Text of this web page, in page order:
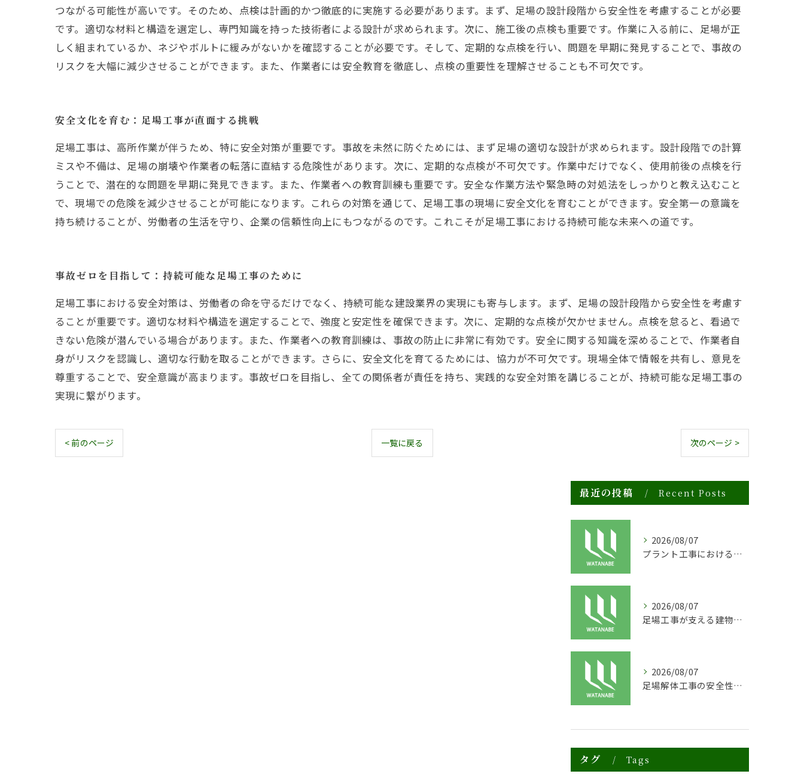
つながる可能性が高いです。そのため、点検は計画的かつ徹底的に実施する必要があります。まず、足場の設計段階から安全性を考慮することが必要
です。適切な材料と構造を選定し、専門知識を持った技術者による設計が求められます。次に、施工後の点検も重要です。作業に入る前に、足場が正
しく組まれているか、ネジやボルトに緩みがないかを確認することが必要です。そして、定期的な点検を行い、問題を早期に発見することで、事故の
リスクを大幅に減少させることができます。また、作業者には安全教育を徹底し、点検の重要性を理解させることも不可欠です。
安全文化を育む：足場工事が直面する挑戦
足場工事は、高所作業が伴うため、特に安全対策が重要です。事故を未然に防ぐためには、まず足場の適切な設計が求められます。設計段階での計算
ミスや不備は、足場の崩壊や作業者の転落に直結する危険性があります。次に、定期的な点検が不可欠です。作業中だけでなく、使用前後の点検を行
うことで、潜在的な問題を早期に発見できます。また、作業者への教育訓練も重要です。安全な作業方法や緊急時の対処法をしっかりと教え込むこと
で、現場での危険を減少させることが可能になります。これらの対策を通じて、足場工事の現場に安全文化を育むことができます。安全第一の意識を
持ち続けることが、労働者の生活を守り、企業の信頼性向上にもつながるのです。これこそが足場工事における持続可能な未来への道です。
事故ゼロを目指して：持続可能な足場工事のために
足場工事における安全対策は、労働者の命を守るだけでなく、持続可能な建設業界の実現にも寄与します。まず、足場の設計段階から安全性を考慮す
ることが重要です。適切な材料や構造を選定することで、強度と安定性を確保できます。次に、定期的な点検が欠かせません。点検を怠ると、看過で
きない危険が潜んでいる場合があります。また、作業者への教育訓練は、事故の防止に非常に有効です。安全に関する知識を深めることで、作業者自
身がリスクを認識し、適切な行動を取ることができます。さらに、安全文化を育てるためには、協力が不可欠です。現場全体で情報を共有し、意見を
尊重することで、安全意識が高まります。事故ゼロを目指し、全ての関係者が責任を持ち、実践的な安全対策を講じることが、持続可能な足場工事の
実現に繋がります。
< 前のページ 一覧に戻る 次のページ >
最近の投稿 Recent Posts
2026/08/07
プラント工事における足場工事の安全対策と施工の重要性
2026/08/07
足場工事が支える建物の長寿命化と外装塗装の重要性
2026/08/07
足場解体工事の安全性と効率化のポイント
タグ Tags